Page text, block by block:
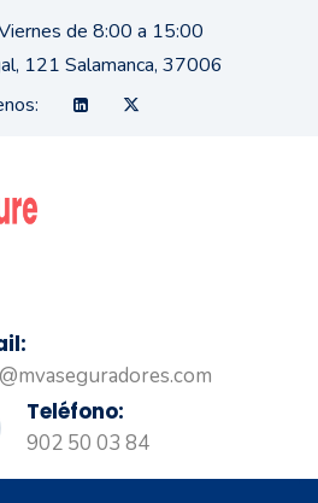
de 8:00 a 15:00
121 Salamanca, 37006
Teléfono:
902 50 03 84